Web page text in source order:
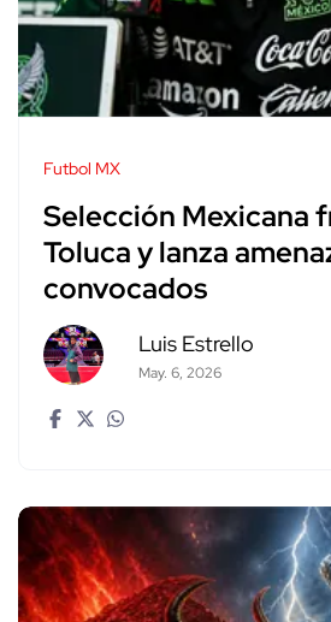
Futbol MX
Selección Mexicana
Toluca y lanza
convocados
Luis Estrello
May. 6, 2026